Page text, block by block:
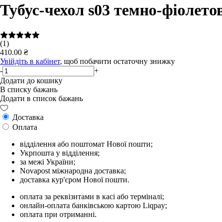
Тубус-чехол s03 темно-
(1)
410.00 ₴
Увійдіть в кабінет, щоб побачити остаточну знижку
-
+
Додати до кошику
В списку бажань
Додати в список бажань
Доставка
Оплата
відділення або поштомат Нової пошти;
Укрпошта у відділення;
за межі України;
Novapost міжнародна доставка;
доставка кур'єром Нової пошти.
оплата за реквізитами в касі або терміналі;
онлайн-оплата банківською картою Liqpay;
оплата при отриманні.